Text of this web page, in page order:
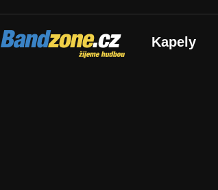
Bandzone.cz
žijeme hudbou Kapely